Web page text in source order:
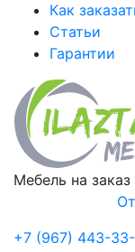
Как
Статьи
Гарантии
Мебель на
+7 (967) 443-